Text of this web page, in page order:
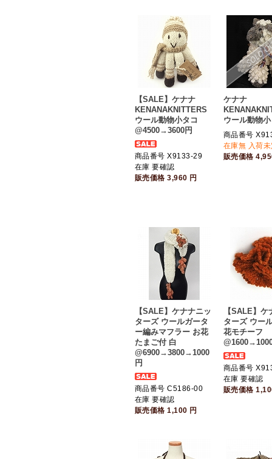
【SALE】ケナナ
KENANAKNITTERS
ウール動物小タコ
@4500→3600円
商品番号 X9133-29
在庫 要確認
販売価格3,960 円
ケナナ
ウール動物
商品番号
在庫無 入荷
販売価格
【SALE】ケナナニッ
ターズ ウールガータ
ー編みマフラー お花
たまご付 白
@6900→3800→1000
円
商品番号 C5186-00
在庫 要確認
販売価格1,100 円
【SALE】ケ
ターズ ウー
花モチーフ
商品番号
在庫 要確認
販売価格